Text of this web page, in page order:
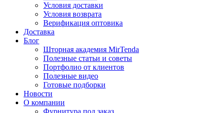
Условия доставки
Условия возврата
Верификация оптовика
Доставка
Блог
Шторная академия MirTenda
Полезные статьи и советы
Портфолио от клиентов
Полезные видео
Готовые подборки
Новости
О компании
Фурнитура под заказ